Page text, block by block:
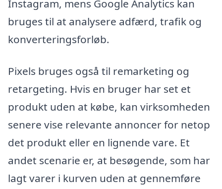
Instagram, mens Google Analytics kan
bruges til at analysere adfærd, trafik og
konverteringsforløb.
Pixels bruges også til remarketing og
retargeting. Hvis en bruger har set et
produkt uden at købe, kan virksomheden
senere vise relevante annoncer for netop
det produkt eller en lignende vare. Et
andet scenarie er, at besøgende, som har
lagt varer i kurven uden at gennemføre